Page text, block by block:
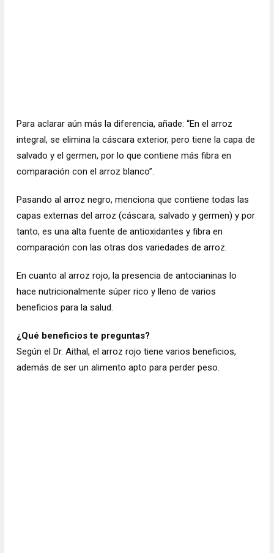
Para aclarar aún más la diferencia, añade: “En el arroz
integral, se elimina la cáscara exterior, pero tiene la capa de
salvado y el germen, por lo que contiene más fibra en
comparación con el arroz blanco”.
Pasando al arroz negro, menciona que contiene todas las
capas externas del arroz (cáscara, salvado y germen) y por
tanto, es una alta fuente de antioxidantes y fibra en
comparación con las otras dos variedades de arroz.
En cuanto al arroz rojo, la presencia de antocianinas lo
hace nutricionalmente súper rico y lleno de varios
beneficios para la salud.
¿Qué beneficios te preguntas?
Según el Dr. Aithal, el arroz rojo tiene varios beneficios,
además de ser un alimento apto para perder peso.